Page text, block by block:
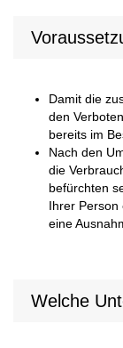
Damit die
den
bereits im
Nach den
die
befürchten
Ihrer
eine
Welche